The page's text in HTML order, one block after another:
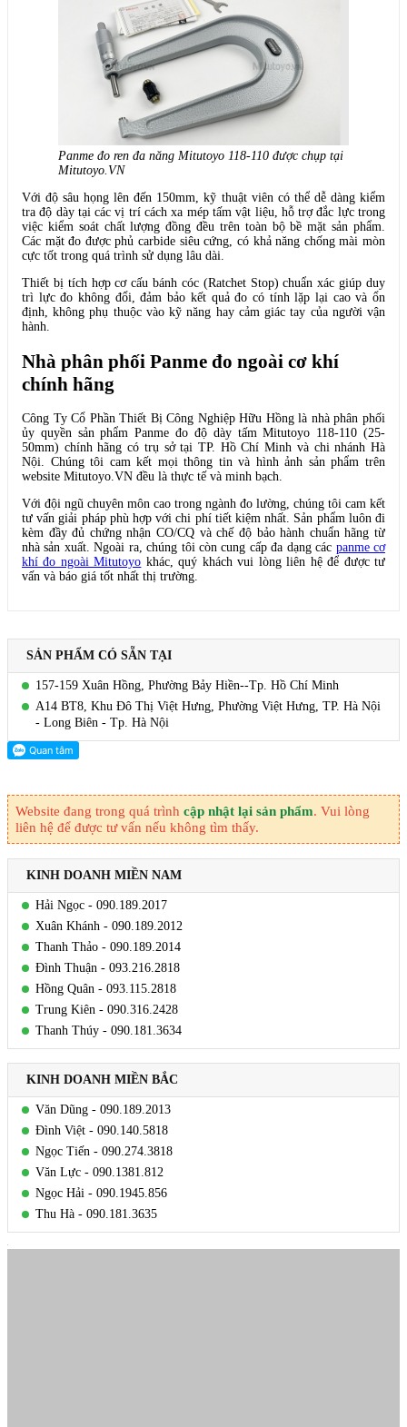
Panme đo ren đa năng Mitutoyo 118-110 được chụp tại
Mitutoyo.VN
Với độ sâu họng lên đến 150mm, kỹ thuật viên có thể dễ dàng kiểm
tra độ dày tại các vị trí cách xa mép tấm vật liệu, hỗ trợ đắc lực trong
việc kiểm soát chất lượng đồng đều trên toàn bộ bề mặt sản phẩm.
Các mặt đo được phủ carbide siêu cứng, có khả năng chống mài mòn
cực tốt trong quá trình sử dụng lâu dài.
Thiết bị tích hợp cơ cấu bánh cóc (Ratchet Stop) chuẩn xác giúp duy
trì lực đo không đổi, đảm bảo kết quả đo có tính lặp lại cao và ổn
định, không phụ thuộc vào kỹ năng hay cảm giác tay của người vận
hành.
Nhà phân phối Panme đo ngoài cơ khí
chính hãng
Công Ty Cổ Phần Thiết Bị Công Nghiệp Hữu Hồng là nhà phân phối
ủy quyền sản phẩm Panme đo độ dày tấm Mitutoyo 118-110 (25-
50mm) chính hãng có trụ sở tại TP. Hồ Chí Minh và chi nhánh Hà
Nội. Chúng tôi cam kết mọi thông tin và hình ảnh sản phẩm trên
website Mitutoyo.VN đều là thực tế và minh bạch.
Với đội ngũ chuyên môn cao trong ngành đo lường, chúng tôi cam kết
tư vấn giải pháp phù hợp với chi phí tiết kiệm nhất. Sản phẩm luôn đi
kèm đầy đủ chứng nhận CO/CQ và chế độ bảo hành chuẩn hãng từ
nhà sản xuất. Ngoài ra, chúng tôi còn cung cấp đa dạng các panme cơ
khí đo ngoài Mitutoyo khác, quý khách vui lòng liên hệ để được tư
vấn và báo giá tốt nhất thị trường.
SẢN PHẨM CÓ SẴN TẠI
157-159 Xuân Hồng, Phường Bảy Hiền--Tp. Hồ Chí Minh
A14 BT8, Khu Đô Thị Việt Hưng, Phường Việt Hưng, TP. Hà Nội
- Long Biên - Tp. Hà Nội
Website đang trong quá trình cập nhật lại sản phẩm. Vui lòng
liên hệ để được tư vấn nếu không tìm thấy.
KINH DOANH MIỀN NAM
Hải Ngọc - 090.189.2017
Xuân Khánh - 090.189.2012
Thanh Thảo - 090.189.2014
Đình Thuận - 093.216.2818
Hồng Quân - 093.115.2818
Trung Kiên - 090.316.2428
Thanh Thúy - 090.181.3634
KINH DOANH MIỀN BẮC
Văn Dũng - 090.189.2013
Đình Việt - 090.140.5818
Ngọc Tiến - 090.274.3818
Văn Lực - 090.1381.812
Ngọc Hải - 090.1945.856
Thu Hà - 090.181.3635